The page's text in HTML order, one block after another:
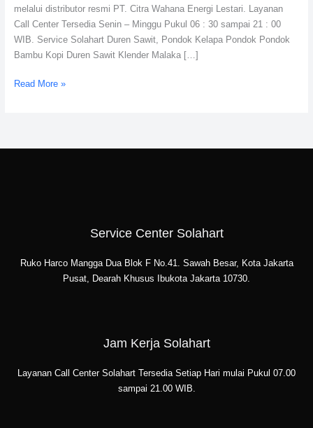
melalui distributor resmi PT. Citra Wahana Energi Lestari. Layanan
Call Center Tersedia Senin – Minggu Pukul 06 : 30 sampai 21 : 00
WIB. Service Solahart Duren Sawit, Pondok Kelapa Pondok Pondok
Bambu Kopi Duren Sawit Klender Malaka […]
Read More »
Service Center Solahart
Ruko Harco Mangga Dua Blok F No.41. Sawah Besar, Kota Jakarta
Pusat, Dearah Khusus Ibukota Jakarta 10730.
Jam Kerja Solahart
Layanan Call Center Solahart Tersedia Setiap Hari mulai Pukul 07.00
sampai 21.00 WIB.